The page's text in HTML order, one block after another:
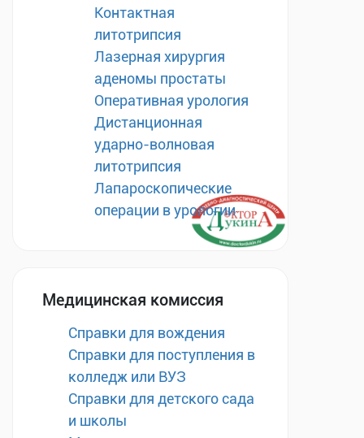
Контактная
литотрипсия
Лазерная хирургия
аденомы простаты
Оперативная урология
Дистанционная
ударно-волновая
литотрипсия
Лапароскопические
операции в урологии
Медицинская комиссия
Справки для вождения
Справки для поступления в
колледж или ВУЗ
Справки для детского сада
и школы